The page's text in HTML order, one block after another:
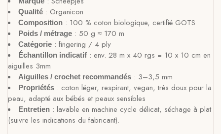
Qualité : Organicon
Composition : 100 % coton biologique, certifié GOTS
Poids / métrage : 50 g ≈ 170 m
Catégorie : fingering / 4 ply
Échantillon indicatif : env. 28 m x 40 rgs = 10 x 10 cm en
aiguilles 3mm
Aiguilles / crochet recommandés : 3–3,5 mm
Propriétés : coton léger, respirant, vegan, très doux pour la
peau, adapté aux bébés et peaux sensibles
Entretien : lavable en machine cycle délicat, séchage à plat
(suivre les indications du fabricant).